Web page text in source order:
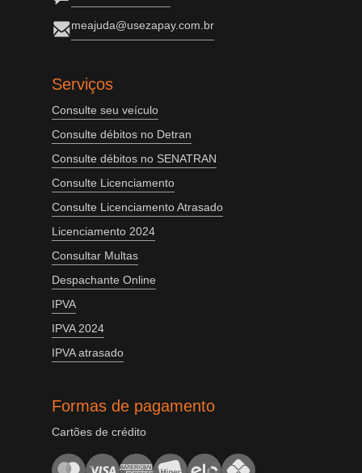
meajuda@usezapay.com.br
Serviços
Consulte seu veículo
Consulte débitos no Detran
Consulte débitos no SENATRAN
Consulte Licenciamento
Consulte Licenciamento Atrasado
Licenciamento 2024
Consultar Multas
Despachante Online
IPVA
IPVA 2024
IPVA atrasado
Formas de pagamento
Cartões de crédito